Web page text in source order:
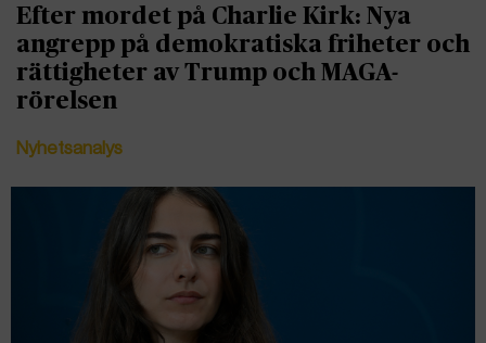
Efter mordet på Charlie Kirk: Nya
angrepp på demokratiska friheter och
rättigheter av Trump och MAGA-
rörelsen
Nyhetsanalys